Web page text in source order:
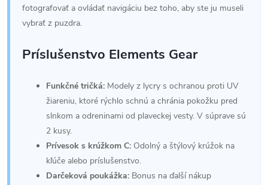
fotografovať a ovládať navigáciu bez toho, aby ste ju museli
vybrať z puzdra.
Príslušenstvo Elements Gear
Funkčné tričká: Modely z lycry s ochranou proti UV
žiareniu, ktoré rýchlo schnú a chránia pokožku pred
slnkom a odreninami od plaveckej vesty. V súprave sú
2 kusy.
Prívesok s krúžkom C: Odolný a štýlový krúžok na
kľúče alebo príslušenstvo.
Darčeková poukážka: Bonus na ďalší nákup